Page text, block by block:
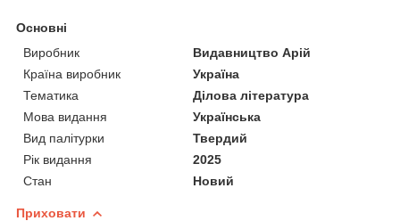
Основні
Виробник
Видавництво Арій
Країна виробник
Україна
Тематика
Ділова література
Мова видання
Українська
Вид палітурки
Твердий
Рік видання
2025
Стан
Новий
Приховати